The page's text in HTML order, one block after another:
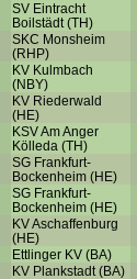
SV Eintracht
Boilstädt (TH)
SKC Monsheim
(RHP)
KV Kulmbach
(NBY)
KV Riederwald
(HE)
KSV Am Anger
Kölleda (TH)
SG Frankfurt-
Bockenheim (HE)
SG Frankfurt-
Bockenheim (HE)
KV Aschaffenburg
(HE)
Ettlinger KV (BA)
KV Plankstadt (BA)